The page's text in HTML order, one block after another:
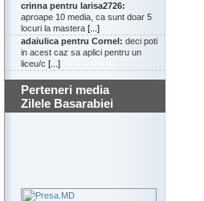
crinna pentru larisa2726:
aproape 10 media, ca sunt doar 5
locuri la mastera [...]
adaiulica pentru Cornel: deci poti
in acest caz sa aplici pentru un
liceu/c [...]
Perteneri media
Zilele Basarabiei